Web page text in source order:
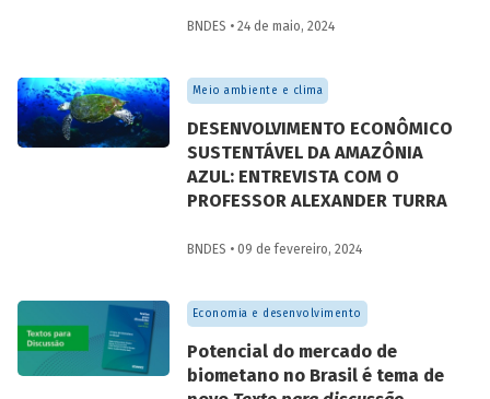
principalmente na Amazônia. Áreas
milhões de unidades de crédito de
carbono verificadas (VUC) anualmente
BNDES • 24 de maio, 2024
Meio ambiente e clima
DESENVOLVIMENTO ECONÔMICO
SUSTENTÁVEL DA AMAZÔNIA
AZUL: ENTREVISTA COM O
PROFESSOR ALEXANDER TURRA
BNDES • 09 de fevereiro, 2024
Economia e desenvolvimento
Potencial do mercado de
biometano no Brasil é tema de